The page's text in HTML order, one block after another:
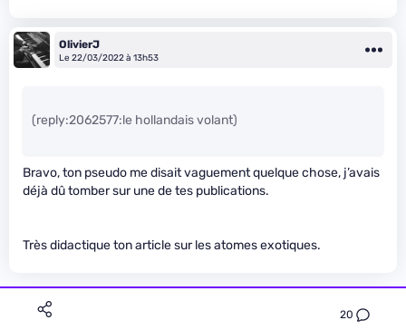
20
OlivierJ
Le 22/03/2022 à 13h53
(reply:2062577:le hollandais volant)
Bravo, ton pseudo me disait vaguement quelque chose, j’avais
déjà dû tomber sur une de tes publications.
Très didactique ton article sur les atomes exotiques.